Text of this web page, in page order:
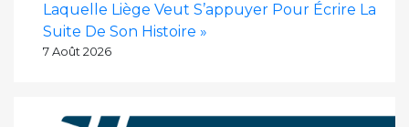
Laquelle Liège Veut S’appuyer Pour Écrire La
Suite De Son Histoire »
7 Août 2026